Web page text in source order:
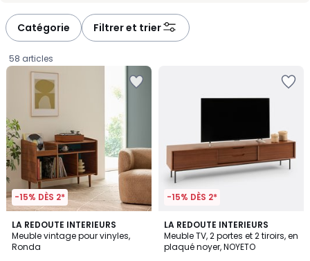
Catégorie Filtrer et trier
58 articles
-15% DÈS 2*
LA REDOUTE INTERIEURS
Meuble vintage pour vinyles,
Ronda
4,6
/ 5
2
Couleurs
-15% DÈS 2*
LA REDOUTE INTERIEURS
Meuble TV, 2 portes et 2 tiroirs, en
plaqué noyer, NOYETO
4,4
/ 5